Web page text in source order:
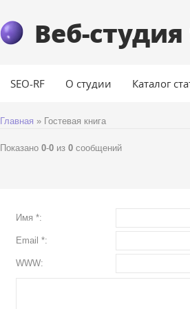
Веб-студия
SEO-RF О студии Каталог
Главная » Гостевая книга
Показано 0-0 из 0 сообщений
Имя *:
Email *:
WWW: